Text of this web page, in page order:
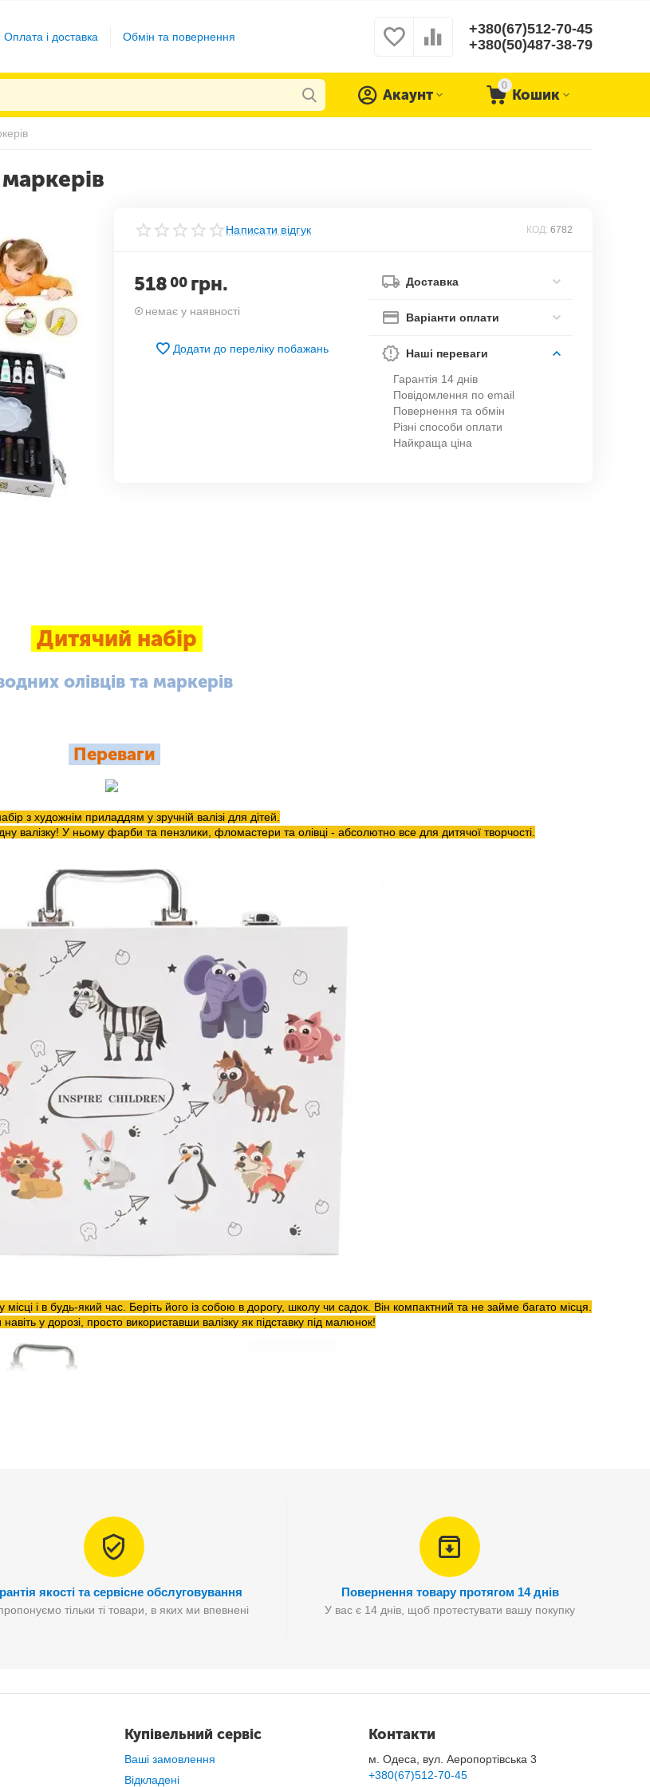
Оплата і доставка Обмін та повернення
+380(67)512-70-45
+380(50)487-38-79
0
Кошик
Акаунт
Написати відгук КОД: 6782
518 00 грн.
немає у наявності
Додати до переліку побажань
Доставка
Варіанти оплати
Наші переваги
Гарантія 14 днів
Повідомлення по email
Повернення та обмін
Різні способи оплати
Найкраща ціна
Дитячий набір
олівців та маркерів
Переваги
з художнім приладдям у зручній валізі для дітей.
валізку! У ньому фарби та пензлики, фломастери та олівці - абсолютно все для дитячої творчості.
і в будь-який час. Беріть його із собою в дорогу, школу чи садок. Він компактний та не займе багато місця.
у дорозі, просто використавши валізку як підставку під малюнок!
якості та сервісне обслуговування
тільки ті товари, в яких ми впевнені
Повернення товару протягом 14 днів
У вас є 14 днів, щоб протестувати вашу покупку
Купівельний сервіс
Ваші замовлення
Відкладені
Контакти
м. Одеса, вул. Аеропортівська 3
+380(67)512-70-45